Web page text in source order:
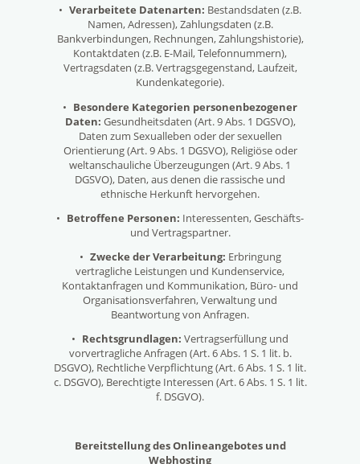
• Verarbeitete Datenarten: Bestandsdaten (z.B.
Namen, Adressen), Zahlungsdaten (z.B.
Bankverbindungen, Rechnungen, Zahlungshistorie),
Kontaktdaten (z.B. E-Mail, Telefonnummern),
Vertragsdaten (z.B. Vertragsgegenstand, Laufzeit,
Kundenkategorie).
• Besondere Kategorien personenbezogener
Daten: Gesundheitsdaten (Art. 9 Abs. 1 DGSVO),
Daten zum Sexualleben oder der sexuellen
Orientierung (Art. 9 Abs. 1 DGSVO), Religiöse oder
weltanschauliche Überzeugungen (Art. 9 Abs. 1
DGSVO), Daten, aus denen die rassische und
ethnische Herkunft hervorgehen.
• Betroffene Personen: Interessenten, Geschäfts-
und Vertragspartner.
• Zwecke der Verarbeitung: Erbringung
vertragliche Leistungen und Kundenservice,
Kontaktanfragen und Kommunikation, Büro- und
Organisationsverfahren, Verwaltung und
Beantwortung von Anfragen.
• Rechtsgrundlagen: Vertragserfüllung und
vorvertragliche Anfragen (Art. 6 Abs. 1 S. 1 lit. b.
DSGVO), Rechtliche Verpflichtung (Art. 6 Abs. 1 S. 1 lit.
c. DSGVO), Berechtigte Interessen (Art. 6 Abs. 1 S. 1 lit.
f. DSGVO).
Bereitstellung des Onlineangebotes und
Webhosting